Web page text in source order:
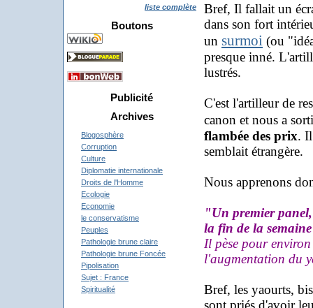
liste complète
Boutons
Publicité
Archives
Blogosphère
Corruption
Culture
Diplomatie internationale
Droits de l'Homme
Ecologie
Economie
le conservatisme
Peuples
Pathologie brune claire
Pathologie brune Foncée
Pipolisation
Sujet : France
Spiritualité
Bref, Il fallait un
dans son fort
un surmoi (ou
presque inné.
lustrés.
C'est l'artilleur de
canon et nous a
flambée des prix.
semblait étrangère.
Nous apprenons
"Un premier
la fin de la
Il pèse pour
l'augmentation du
Bref, les yaourts,
sont priés d'avoir